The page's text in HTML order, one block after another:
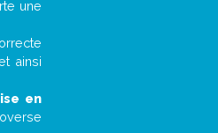
une
ainsi
en